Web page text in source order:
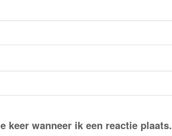
keer wanneer ik een reactie plaats.